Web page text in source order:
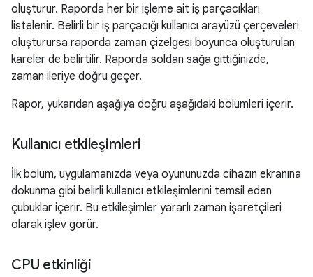
oluşturur. Raporda her bir işleme ait iş parçacıkları
listelenir. Belirli bir iş parçacığı kullanıcı arayüzü çerçeveleri
oluşturursa raporda zaman çizelgesi boyunca oluşturulan
kareler de belirtilir. Raporda soldan sağa gittiğinizde,
zaman ileriye doğru geçer.
Rapor, yukarıdan aşağıya doğru aşağıdaki bölümleri içerir.
Kullanıcı etkileşimleri
İlk bölüm, uygulamanızda veya oyununuzda cihazın ekranına
dokunma gibi belirli kullanıcı etkileşimlerini temsil eden
çubuklar içerir. Bu etkileşimler yararlı zaman işaretçileri
olarak işlev görür.
CPU etkinliği